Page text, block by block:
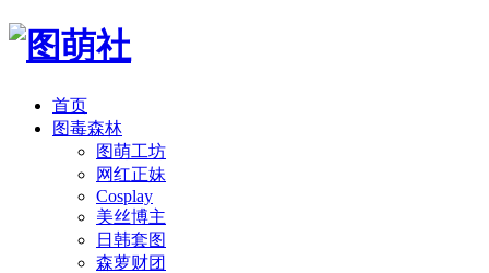
首页
图毒森林
图萌工坊
网红正妹
Cosplay
美丝博主
日韩套图
森萝财团